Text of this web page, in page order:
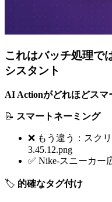
これはバッチ処理で
シスタント
AI Actionがどれほどスマ
📝 スマートネーミング
❌ もう違う：スク
3.45.12.png
✅ Nike-スニーカー
🏷️ 的確なタグ付け